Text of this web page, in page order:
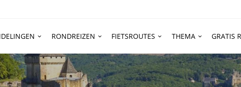
RONDREIZEN FIETSROUTES THEMA GRATIS